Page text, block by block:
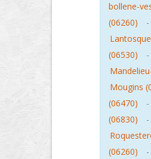
bollene-
(06260)
-
(06530)
-
Mougins
(06470)
-
(06830)
-
(06260)
-